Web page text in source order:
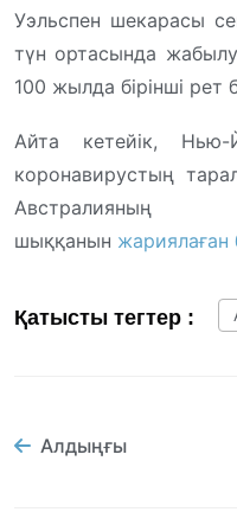
Уэльспен шекарасы
түн ортасында
100 жылда бірінші рет
Айта кетейік, Нью-
коронавирустың
шыққанын жариялаған
Қатысты тегтер :
Алдыңғы